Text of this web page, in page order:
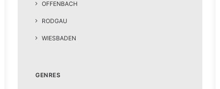
OFFENBACH
RODGAU
WIESBADEN
GENRES